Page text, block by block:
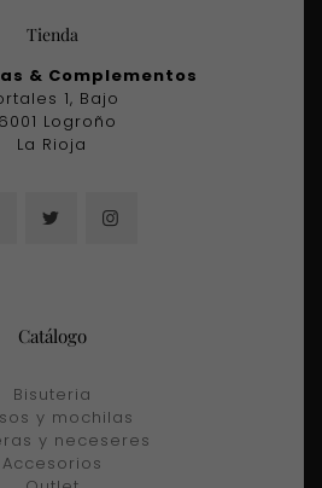
Tienda
& Complementos
1, Bajo
Logroño
La Rioja
Catálogo
Bisuteria
y mochilas
y neceseres
Accesorios